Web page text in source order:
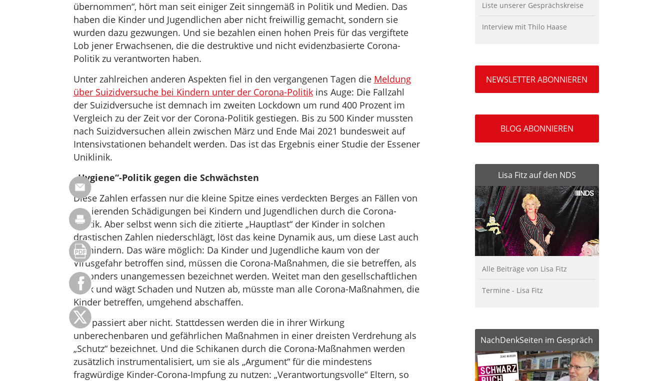
Lautstärke
zu
regeln.
übernommen“, hört man seit einiger Zeit sinngemäß in Politik und Medien. Das
haben die Kinder und Jugendlichen aber nicht freiwillig gemacht, sondern sie
wurden dazu gezwungen. Und sie bezahlen einen hohen Preis für das vergiftete
Lob jener Erwachsenen, die die destruktive und nicht evidenzbasierte Corona-
Politik zu verantworten haben.
Unter zahlreichen anderen Aspekten fiel in den vergangenen Tagen die Meldung
über Suizidversuche bei Kindern unter der Corona-Politikins Auge: Die Fallzahl
der Suizidversuche ist demnach im zweiten Lockdown um rund 400 Prozent im
Vergleich zu der Zeit vor der Corona-Politik gestiegen. Bis zu 500 Kinder mussten
nach Suizidversuchen allein zwischen März und Ende Mai 2021 bundesweit auf
Intensivstationen behandelt werden. Das ist das Ergebnis einer Studie der Essener
Uniklinik.
„Hygiene“-Politik gegen die Schwächsten
Diese Zahlen erfassen nur die kleine Spitze eines verdeckten Berges an Fällen von
gravierenden Schädigungen bei Kindern und Jugendlichen durch die Corona-
Politik. Aber selbst wenn sich die zitierte „Hauptlast“ der Kinder in solchen
drastischen Zahlen niederschlägt, löst das keine Dynamik aus, um diese Last auch
zu mindern. Das wäre möglich: Da Kinder und Jugendliche kaum von der
Virusgefahr betroffen sind, müssen die Corona-Maßnahmen, die sie betreffen, als
besonders unangemessen bezeichnet werden. Weitet man den gesellschaftlichen
Blick und wägt Schaden und Nutzen ab, müsste man alle Corona-Maßnahmen, die
Kinder betreffen, umgehend abschaffen.
Das passiert aber nicht. Stattdessen werden die in ihrer Wirkung
unberechenbaren und gefährlichen Maßnahmen in einer dreisten Verdrehung als
„Schutz“ bezeichnet. Und die Schikanen durch die Corona-Maßnahmen werden
zusätzlich instrumentalisiert, um sie als „Argument“ für die mindestens
fragwürdige Kinder-Corona-Impfung zu nutzen: „Verantwortungsvolle“ Eltern, so
Liste unserer Gesprächskreise
Interview mit Thilo Haase
NEWSLETTER ABONNIEREN
BLOG ABONNIEREN
Lisa Fitz auf den NDS
Alle Beiträge von Lisa Fitz
Termine - Lisa Fitz
NachDenkSeiten im Gespräch